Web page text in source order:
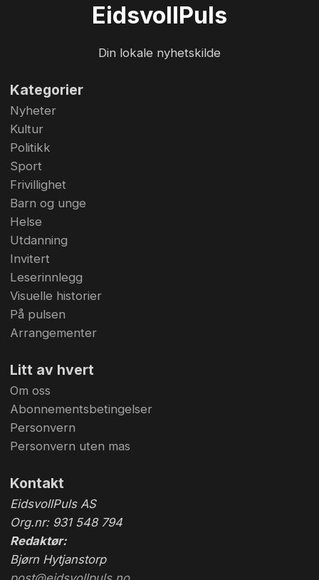
EidsvollPuls
Din lokale nyhetskilde
Kategorier
Nyheter
Kultur
Politikk
Sport
Frivillighet
Barn og unge
Helse
Utdanning
Invitert
Leserinnlegg
Visuelle historier
På pulsen
Arrangementer
Litt av hvert
Om oss
Abonnementsbetingelser
Personvern
Personvern uten mas
Kontakt
EidsvollPuls AS
Org.nr: 931 548 794
Redaktør:
Bjørn Hytjanstorp